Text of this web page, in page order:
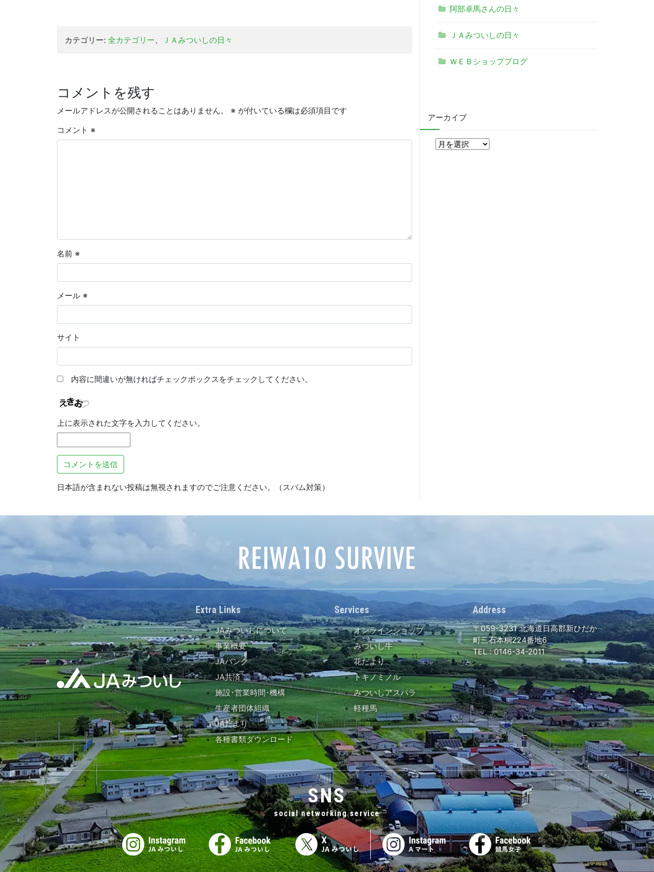
カテゴリー: 全カテゴリー、 ＪＡみついしの日々
コメントを残す
メールアドレスが公開されることはありません。 ※ が付いている欄は必須項目です
コメント ※
名前 ※
メール ※
サイト
内容に間違いが無ければチェックボックスをチェックしてください。
上に表示された文字を入力してください。
日本語が含まれない投稿は無視されますのでご注意ください。（スパム対策）
阿部卓馬さんの日々
ＪＡみついしの日々
ＷＥＢショップブログ
アーカイブ
ア
Extra Links
JAみついしについて
事業概要
JAバンク
JA共済
施設･営業時間･機構
生産者団体組織
JAだより
各種書類ダウンロード
Services
オンラインショップ
みついし牛
花だより
トキノミノル
みついしアスパラ
軽種馬
Address
〒059-3231北海道日高郡新ひだか
町三石本桐224番地6
TEL :0146-34-2011
SNS
social networking service